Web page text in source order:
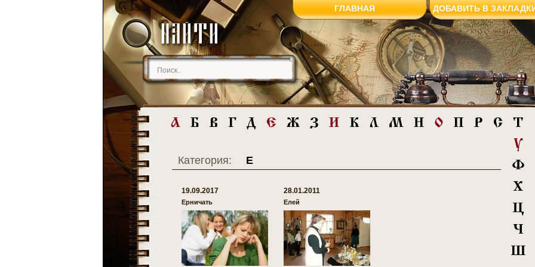
ГЛАВНАЯ ДОБАВИТЬ В
Категория: Е
19.09.2017
Ерничать
28.01.2011
Елей